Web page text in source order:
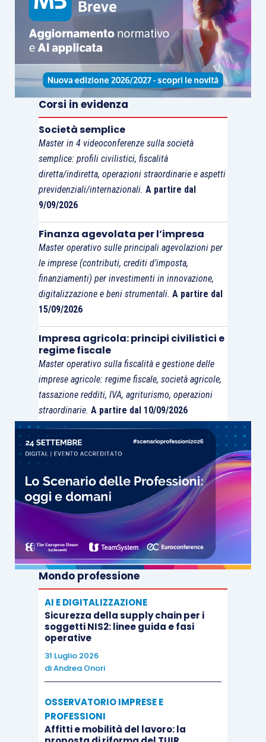
fiscale( della rivalutazione).
Legato a questo tema, vi è anche quello del
posizioni soggettive dalla
scissa alla beneficiaria, passaggio regolato
sempre dall’articolo 173, comma 4, Tuir, sulla
base delcriterio proporzionale del patrimonio
netto contabiletrasferito alla beneficiaria. Era
lecito attendersi che, proprio in funzione della
specificità della scissione con scorporo,
dovesse eseguire alcun trasferimento di
elementi soggettivi. Si pensi, tra gli altri, alle
fronte della stabilità del patrimonio netto della
scissa, sidovrebbe ipotizzare che le perdite
restino ancorate a quest’ultima. Invece, il
decreto correttivo sopra citato stabilisce una
finzione giuridica, in base alla quale la
totale ante scissione, individua anche la
percentuale degli elementi soggettivi trasferiti.
Questa previsione riguarda, in generale, gli
elementi soggettivi; quindi, per fare un esempio,
oltre alle perdite, i crediti d’imposta, le
eccedenze di interessi passivi o le eccedenze
Ace. Unica eccezione, quindi, quale posta
soggettiva chenon andrà ripartita, è
rappresentata dai crediti di impostarichiesti a
rimborso prima della scissione, cherestano a
vantaggio interamente della scissa.
Corsi in evidenza
Società semplice
Master in 4 videoconferenze sulla società
semplice: profili civilistici, fiscalità
diretta/indiretta, operazioni straordinarie e aspetti
previdenziali/internazionali. A partire dal
9/09/2026
Finanza agevolata per l’impresa
Master operativo sulle principali agevolazioni per
le imprese (contributi, crediti d’imposta,
finanziamenti) per investimenti in innovazione,
digitalizzazione e beni strumentali. A partire dal
15/09/2026
Impresa agricola: principi civilistici e
regime fiscale
Master operativo sulla fiscalità e gestione delle
imprese agricole: regime fiscale, società agricole,
tassazione redditi, IVA, agriturismo, operazioni
straordinarie. A partire dal 10/09/2026
Mondo professione
AI E DIGITALIZZAZIONE
Sicurezza della supply chain per i
soggetti NIS2: linee guida e fasi
operative
31 Luglio 2026
diAndrea Onori
OSSERVATORIO IMPRESE E
PROFESSIONI
Affitti e mobilità del lavoro: la